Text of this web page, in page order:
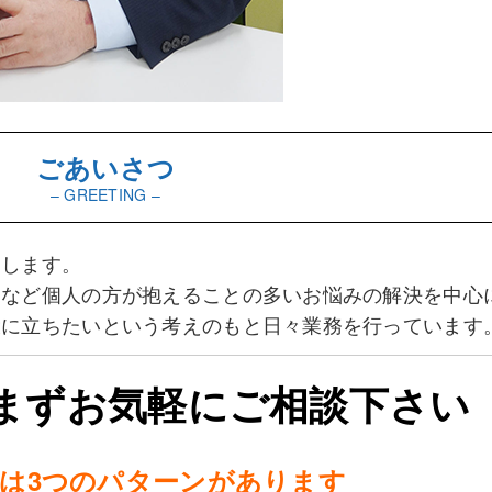
ごあいさつ
– GREETING –
ます。
ど個人の方が抱えることの多いお悩みの解決を中心
立ちたいという考えのもと日々業務を行っています
ずお気軽にご相談下さい
3つのパターンがあります